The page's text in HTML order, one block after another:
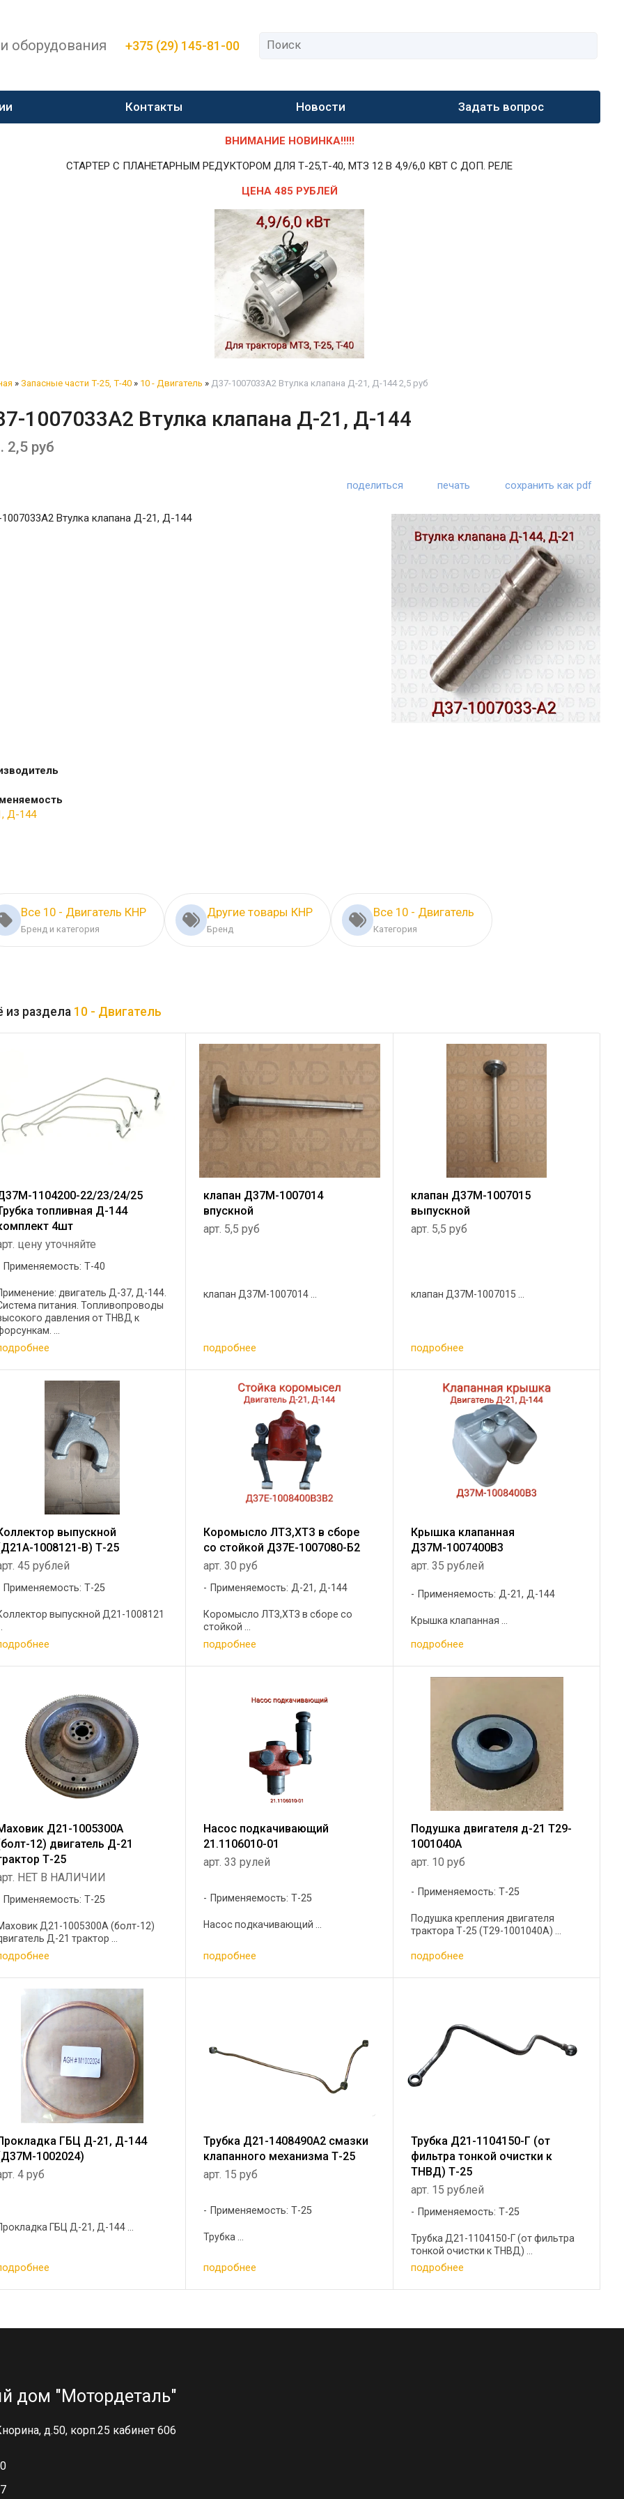
оборудования +375 (29) 145-81-00
Контакты Новости Задать вопрос
ВНИМАНИЕ НОВИНКА!!!!!
СТАРТЕР С ПЛАНЕТАРНЫМ РЕДУКТОРОМ ДЛЯ Т-25,Т-40, МТЗ 12 В 4,9/6,0 КВТ С ДОП. РЕЛЕ
ЦЕНА 485 РУБЛЕЙ
» Запасные части Т-25, Т-40 » 10 - Двигатель » Д37-1007033А2 Втулка клапана Д-21, Д-144 2,5 руб
1007033А2 Втулка клапана Д-21, Д-144
2,5 руб
поделиться печать сохранить как pdf
Втулка клапана Д-21, Д-144
Д-144
Все 10 - Двигатель КНР
Бренд и категория
Другие товары КНР
Бренд
Все 10 - Двигатель
Категория
из раздела 10 - Двигатель
1104200-22/23/24/25
топливная Д-144
4шт
цену уточняйте
Применяемость: Т-40
двигатель Д-37, Д-144.
питания. Топливопроводы
давления от ТНВД к
...
клапан Д37М-1007014
впускной
арт. 5,5 руб
клапан Д37М-1007014 ...
подробнее
клапан Д37М-1007015
выпускной
арт. 5,5 руб
клапан Д37М-1007015 ...
подробнее
выпускной
1008121-В) Т-25
45 рублей
Применяемость: Т-25
выпускной Д21-1008121
Коромысло ЛТЗ,ХТЗ в сборе
со стойкой Д37Е-1007080-Б2
арт. 30 руб
Применяемость: Д-21, Д-144
Коромысло ЛТЗ,ХТЗ в сборе со
стойкой ...
подробнее
Крышка клапанная
Д37М-1007400В3
арт. 35 рублей
Применяемость: Д-21, Д-144
Крышка клапанная ...
подробнее
Д21-1005300А
12) двигатель Д-21
Т-25
НЕТ В НАЛИЧИИ
Применяемость: Т-25
Д21-1005300А (болт-12)
Д-21 трактор ...
Насос подкачивающий
21.1106010-01
арт. 33 рулей
Применяемость: Т-25
Насос подкачивающий ...
подробнее
Подушка двигателя д-21 Т29-
1001040А
арт. 10 руб
Применяемость: Т-25
Подушка крепления двигателя
трактора Т-25 (Т29-1001040А) ...
подробнее
ГБЦ Д-21, Д-144
1002024)
4 руб
ГБЦ Д-21, Д-144 ...
Трубка Д21-1408490А2 смазки
клапанного механизма Т-25
арт. 15 руб
Применяемость: Т-25
Трубка ...
подробнее
Трубка Д21-1104150-Г (от
фильтра тонкой очистки к
ТНВД) Т-25
арт. 15 рублей
Применяемость: Т-25
Трубка Д21-1104150-Г (от фильтра
тонкой очистки к ТНВД) ...
подробнее
дом "Мотордеталь"
д.50, корп.25 кабинет 606